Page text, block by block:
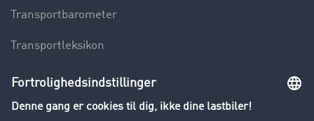
Transportbarometer
Transportleksikon
Lastbilkørsel forbudt